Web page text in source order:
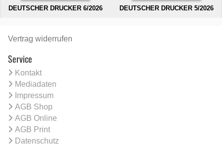
DEUTSCHER DRUCKER 6/2026 DEUTSCHER DRUCKER 5/2026
Vertrag widerrufen
Service
Kontakt
Mediadaten
Impressum
AGB Shop
AGB Online
AGB Print
Datenschutz